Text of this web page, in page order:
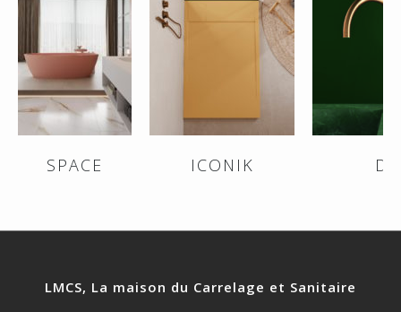
SPACE ICONIK
LMCS, La maison du Carrelage et Sanitaire